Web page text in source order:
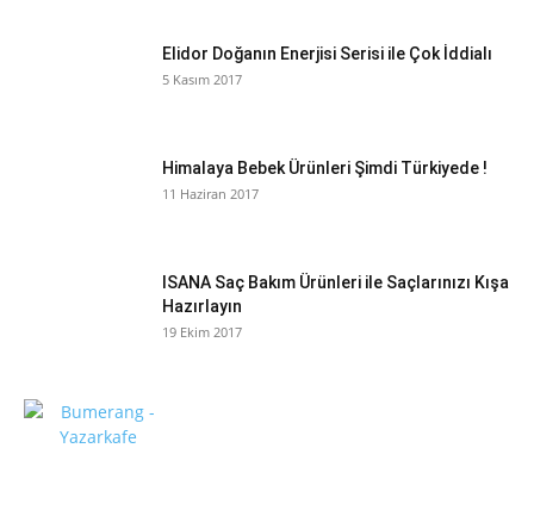
Elidor Doğanın Enerjisi Serisi ile Çok İddialı
5 Kasım 2017
Himalaya Bebek Ürünleri Şimdi Türkiyede !
11 Haziran 2017
ISANA Saç Bakım Ürünleri ile Saçlarınızı Kışa
Hazırlayın
19 Ekim 2017